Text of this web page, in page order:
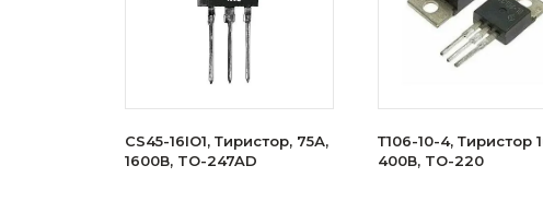
CS45-16IO1, Тиристор, 75А,
1600В, TO-247AD
Т106-10-4, Тиристор
400В, TO-220